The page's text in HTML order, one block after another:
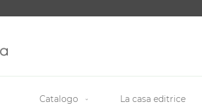
Catalogo La casa editrice